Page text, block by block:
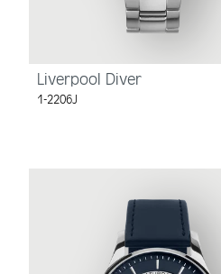
Liverpool Diver
1-2206J